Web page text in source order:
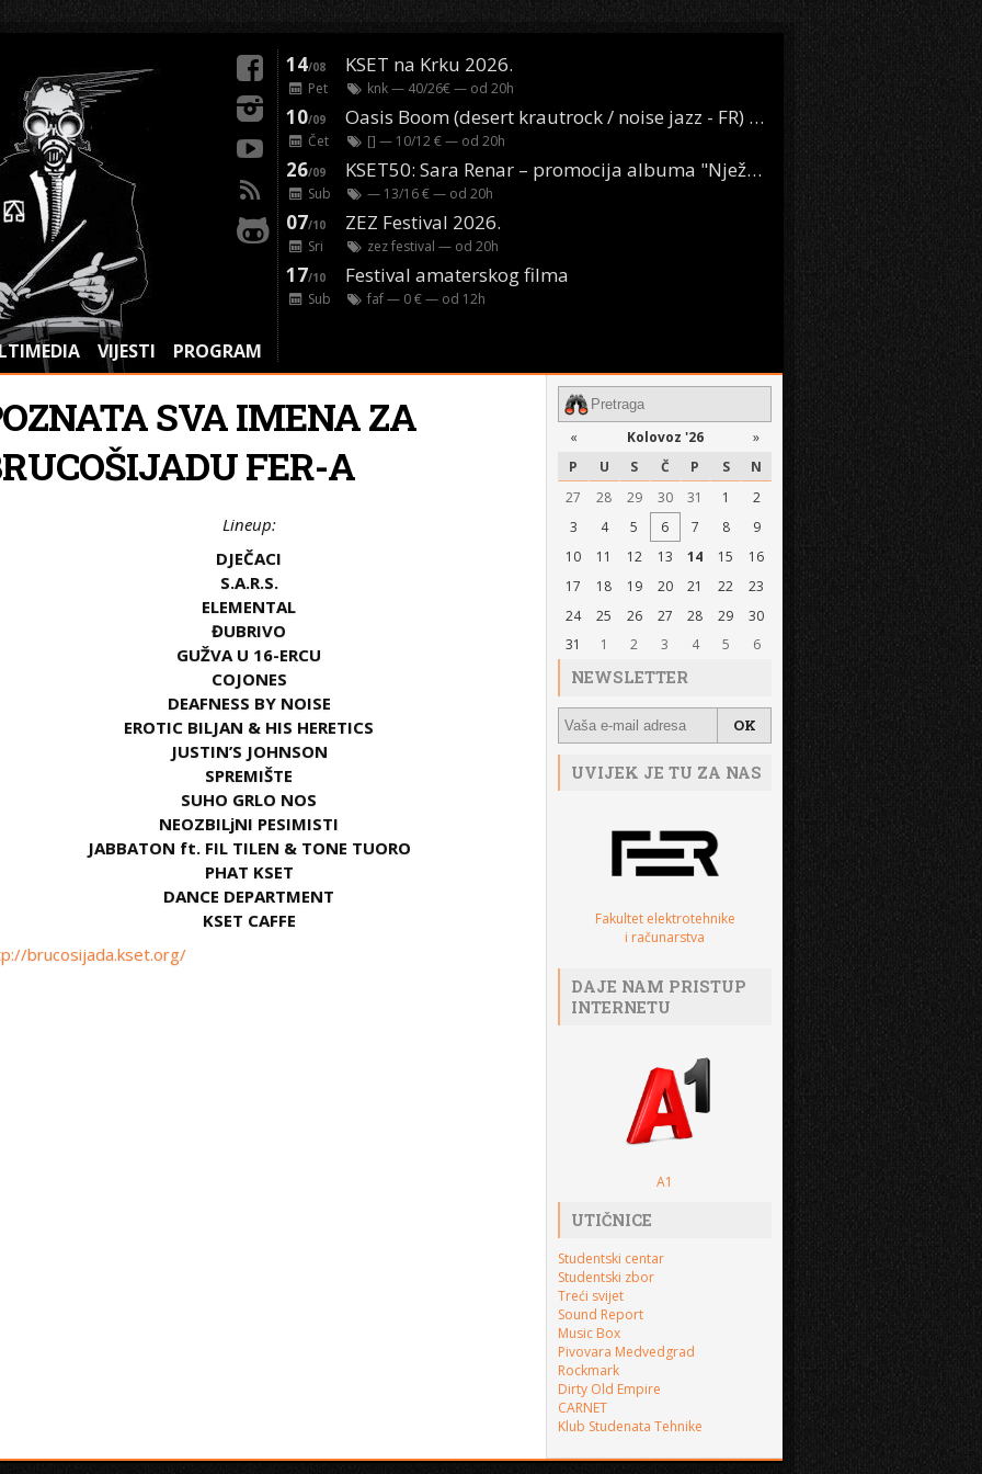
VIJESTI PROGRAM
14/08 KSET na Krku 2026.
Pet knk— 40/26€ — od 20h
10/09 Oasis Boom (desert krautrock / noise jazz - FR) @ KONTEJNER
Čet [] — 10/12 € — od 20h
26/09 KSET50: Sara Renar – promocija albuma "Nježne riječi" @ Močvara
Sub — 13/16 € — od 20h
07/10 ZEZ Festival 2026.
Sri zez festival — od 20h
17/10 Festival amaterskog filma
Sub faf— 0 € — od 12h
SVA IMENA ZA
FER-A
Lineup:
DJEČACI
S.A.R.S.
ELEMENTAL
ĐUBRIVO
GUŽVA U 16-ERCU
COJONES
DEAFNESS BY NOISE
EROTIC BILJAN & HIS HERETICS
JUSTIN’S JOHNSON
SPREMIŠTE
SUHO GRLO NOS
NEOZBILjNI PESIMISTI
JABBATON ft. FIL TILEN & TONE TUORO
PHAT KSET
DANCE DEPARTMENT
KSET CAFFE
brucosijada.kset.org/
« Kolovoz '26
»
P
U S Č P S
N
27
28 29 30 31 1
2
3
4 5 6 7 8
9
10
11 12 13 14 15
16
17
18 19 20 21 22
23
24
25 26 27 28 29
30
31
1 2 3 4 5 6
NEWSLETTER
UVIJEK JE TU ZA NAS
Fakultet elektrotehnike
i računarstva
DAJE NAM PRISTUP
INTERNETU
A1
UTIČNICE
Studentski centar
Studentski zbor
Treći svijet
Sound Report
Music Box
Pivovara Medvedgrad
Rockmark
Dirty Old Empire
CARNET
Klub Studenata Tehnike